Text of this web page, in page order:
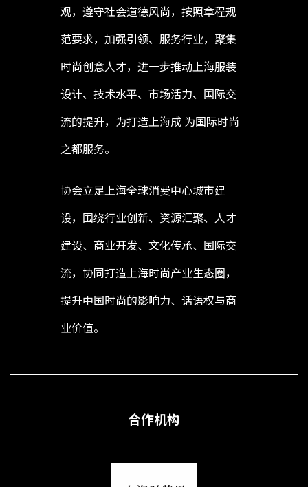
观，遵守社会道德风尚，按照章程规
范要求，加强引领、服务行业，聚集
时尚创意人才，进一步推动上海服装
设计、技术水平、市场活力、国际交
流的提升，为打造上海成 为国际时尚
之都服务。
协会立足上海全球消费中心城市建
设，围绕行业创新、资源汇聚、人才
建设、商业开发、文化传承、国际交
流，协同打造上海时尚产业生态圈，
提升中国时尚的影响力、话语权与商
业价值。
合作机构